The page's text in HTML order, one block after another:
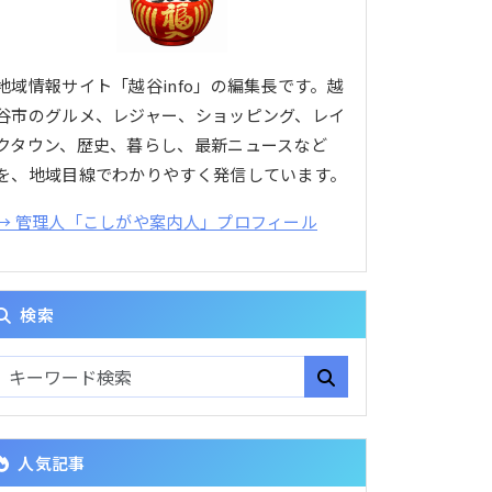
域情報サイト「越谷info」の編集長です。越
市のグルメ、レジャー、ショッピング、レイ
タウン、歴史、暮らし、最新ニュースなど
、地域目線でわかりやすく発信しています。
管理人「こしがや案内人」プロフィール
検索
人気記事